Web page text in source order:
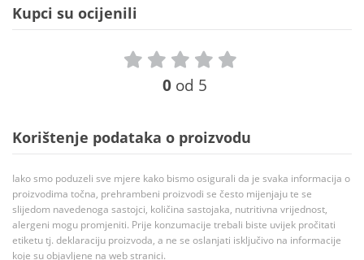
Kupci su ocijenili
0 od 5
Korištenje podataka o proizvodu
Iako smo poduzeli sve mjere kako bismo osigurali da je svaka informacija o
proizvodima točna, prehrambeni proizvodi se često mijenjaju te se
slijedom navedenoga sastojci, količina sastojaka, nutritivna vrijednost,
alergeni mogu promjeniti. Prije konzumacije trebali biste uvijek pročitati
etiketu tj. deklaraciju proizvoda, a ne se oslanjati isključivo na informacije
koje su objavljene na web stranici.